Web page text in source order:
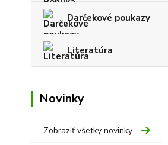
Darčekové poukazy
Literatúra
Novinky
Zobraziť všetky novinky